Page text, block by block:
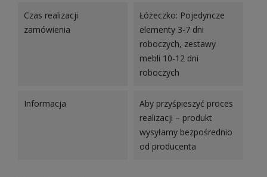
Czas realizacji
zamówienia
Łóżeczko: Pojedyncze
elementy 3-7 dni
roboczych, zestawy
mebli 10-12 dni
roboczych
Informacja
Aby przyśpieszyć proces
realizacji – produkt
wysyłamy bezpośrednio
od producenta